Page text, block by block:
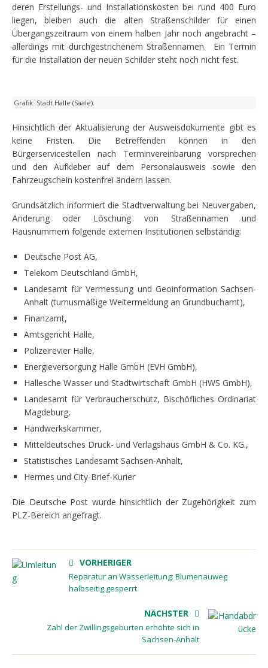
deren Erstellungs- und Installationskosten bei rund 400 Euro
liegen, bleiben auch die alten Straßenschilder für einen
Übergangszeitraum von einem halben Jahr noch angebracht –
allerdings mit durchgestrichenem Straßennamen. Ein Termin
für die Installation der neuen Schilder steht noch nicht fest.
Grafik: Stadt Halle (Saale).
Hinsichtlich der Aktualisierung der Ausweisdokumente gibt es
keine Fristen. Die Betreffenden können in den
Bürgerservicestellen nach Terminvereinbarung vorsprechen
und den Aufkleber auf dem Personalausweis sowie den
Fahrzeugschein kostenfrei ändern lassen.
Grundsätzlich informiert die Stadtverwaltung bei Neuvergaben,
Änderung oder Löschung von Straßennamen und
Hausnummern folgende externen Institutionen selbständig:
Deutsche Post AG,
Telekom Deutschland GmbH,
Landesamt für Vermessung und Geoinformation Sachsen-
Anhalt (turnusmäßige Weitermeldung an Grundbuchamt),
Finanzamt,
Amtsgericht Halle,
Polizeirevier Halle,
Energieversorgung Halle GmbH (EVH GmbH),
Hallesche Wasser und Stadtwirtschaft GmbH (HWS GmbH),
Landesamt für Verbraucherschutz, Bischöfliches Ordinariat
Magdeburg,
Handwerkskammer,
Mitteldeutsches Druck- und Verlagshaus GmbH & Co. KG.,
Statistisches Landesamt Sachsen-Anhalt,
Hermes und City-Brief-Kurier
Die Deutsche Post wurde hinsichtlich der Zugehörigkeit zum
PLZ-Bereich angefragt.
VORHERIGER
Reparatur an Wasserleitung: Blumenauweg
halbseitig gesperrt
NÄCHSTER
Zahl der Zwillingsgeburten erhöhte sich in
Sachsen-Anhalt